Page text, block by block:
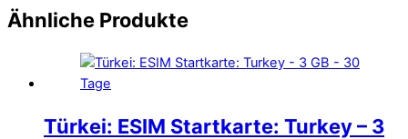
Ähnliche Produkte
Türkei: ESIM Startkarte: Turkey – 3